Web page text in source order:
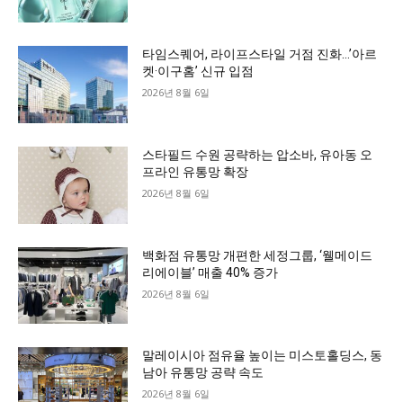
타임스퀘어, 라이프스타일 거점 진화…’아르
켓·이구홈’ 신규 입점
2026년 8월 6일
스타필드 수원 공략하는 압소바, 유아동 오
프라인 유통망 확장
2026년 8월 6일
백화점 유통망 개편한 세정그룹, ‘웰메이드
리에이블’ 매출 40% 증가
2026년 8월 6일
말레이시아 점유율 높이는 미스토홀딩스, 동
남아 유통망 공략 속도
2026년 8월 6일